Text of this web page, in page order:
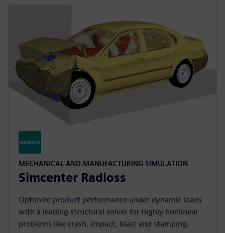
MECHANICAL AND MANUFACTURING SIMULATION
Simcenter Radioss
Optimize product performance under dynamic loads
with a leading structural solver for highly nonlinear
problems like crash, impact, blast and stamping.